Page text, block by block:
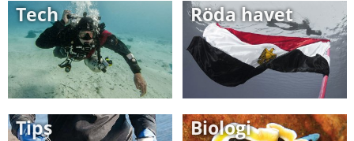
Tech Röda havet
Tips Biologi